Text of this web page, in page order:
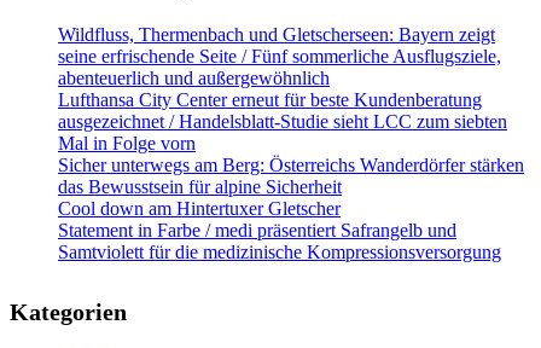
Wildfluss, Thermenbach und Gletscherseen: Bayern zeigt
seine erfrischende Seite / Fünf sommerliche Ausflugsziele,
abenteuerlich und außergewöhnlich
Lufthansa City Center erneut für beste Kundenberatung
ausgezeichnet / Handelsblatt-Studie sieht LCC zum siebten
Mal in Folge vorn
Sicher unterwegs am Berg: Österreichs Wanderdörfer stärken
das Bewusstsein für alpine Sicherheit
Cool down am Hintertuxer Gletscher
Statement in Farbe / medi präsentiert Safrangelb und
Samtviolett für die medizinische Kompressionsversorgung
Kategorien